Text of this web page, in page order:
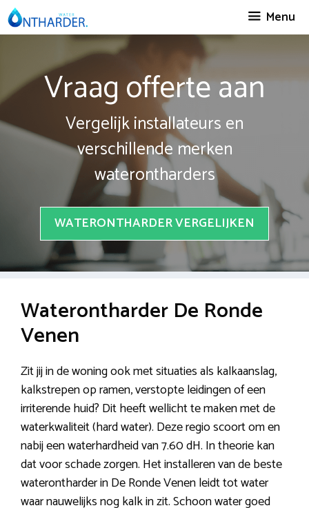
Spring
naar
Menu
Vraag offerte aan
Vergelijk installateurs en
verschillende merken
waterontharders
WATERONTHARDER VERGELIJKEN
Waterontharder De Ronde
Venen
Zit jij in de woning ook met situaties als kalkaanslag,
kalkstrepen op ramen, verstopte leidingen of een
irriterende huid? Dit heeft wellicht te maken met de
waterkwaliteit (hard water). Deze regio scoort om en
nabij een waterhardheid van 7.60 dH. In theorie kan
dat voor schade zorgen. Het installeren van de beste
waterontharder in De Ronde Venen leidt tot water
waar nauwelijks nog kalk in zit. Schoon water goed